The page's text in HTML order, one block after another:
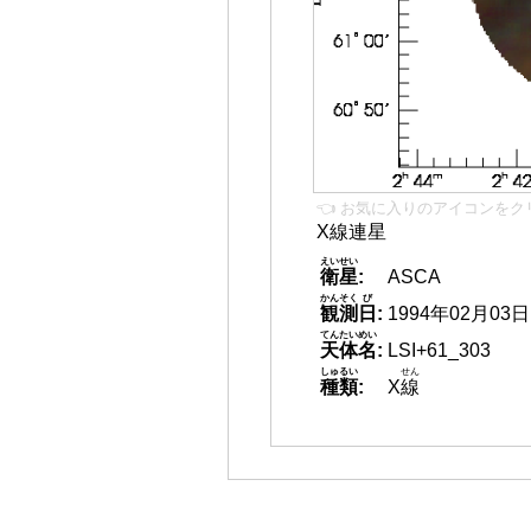
👈 お気に入りのアイコンをク
X線連星
衛星
えいせい
:
ASCA
観測
かんそく
日
び
: 1994年02月03日
天体名
てんたいめい
: LSI+61_303
種類
しゅるい
: X線
せん